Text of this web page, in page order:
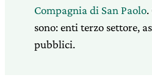
Compagnia di San Paolo
sono: enti terzo settore,
pubblici.